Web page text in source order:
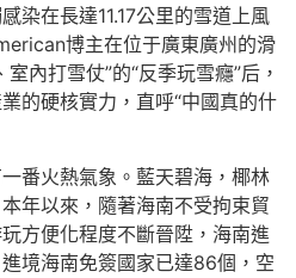
染在長達11.17公里的雪道上風
博主在位于廣東廣州的滑
內打雪仗”的“反季玩雪癮”后，
的硬核實力，直呼“中國真的什
番火熱氣象。藍天碧海，椰林
年以來，隨著海南不受拘束貿
方便化程度不斷晉陞，海南進
境海南免簽國家已達86個，空